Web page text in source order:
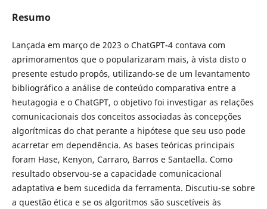
Resumo
Lançada em março de 2023 o ChatGPT-4 contava com
aprimoramentos que o popularizaram mais, à vista disto o
presente estudo propôs, utilizando-se de um levantamento
bibliográfico a análise de conteúdo comparativa entre a
heutagogia e o ChatGPT, o objetivo foi investigar as relações
comunicacionais dos conceitos associadas às concepções
algorítmicas do chat perante a hipótese que seu uso pode
acarretar em dependência. As bases teóricas principais
foram Hase, Kenyon, Carraro, Barros e Santaella. Como
resultado observou-se a capacidade comunicacional
adaptativa e bem sucedida da ferramenta. Discutiu-se sobre
a questão ética e se os algoritmos são suscetíveis às